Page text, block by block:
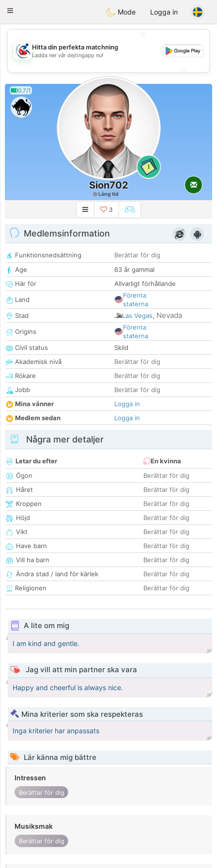
Handi Space
Toggle
Mode Logga in
💖
💕
Hitta din perfekta matchning
Ladda ner vår dejtingapp nu!
0.7/1
1
Sion702
Lång tid
3
Medlemsinformation
Funktionsnedsättning
Berättar för dig
Age
63 år gammal
Här för
Allvarligt förhållande
Land
Förenta
staterna
Stad
Las Vegas, Nevada
Origins
Förenta
staterna
Civil status
Skild
Akademisk nivå
Berättar för dig
Rökare
Berättar för dig
Jobb
Berättar för dig
Mina vänner
Logga in
Medlem sedan
Logga in
Några mer detaljer
Letar du efter
En kvinna
Ögon
Berättar för dig
Håret
Berättar för dig
Kroppen
Berättar för dig
Höjd
Berättar för dig
Vikt
Berättar för dig
Have barn
Berättar för dig
Vill ha barn
Berättar för dig
Ändra stad / land för kärlek
Berättar för dig
Religionen
Berättar för dig
A lite om mig
I am kind and gentle.
Jag vill att min partner ska vara
Happy and cheerful is always nice.
Mina kriterier som ska respekteras
Inga kriterier har anpassats
Lär känna mig bättre
Intressen
Berättar för dig
Musiksmak
Berättar för dig